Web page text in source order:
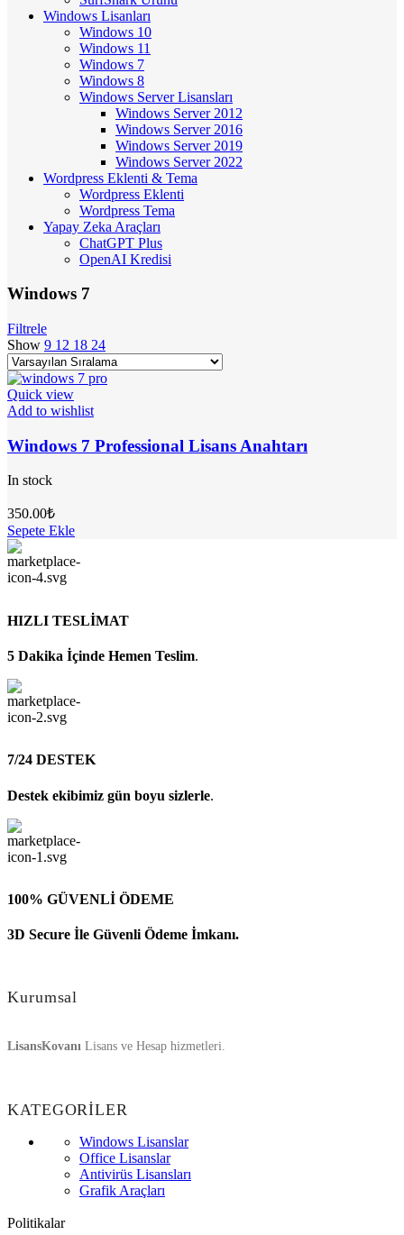
Windows Lisanları
Windows 10
Windows 11
Windows 7
Windows 8
Windows Server Lisansları
Windows Server 2012
Windows Server 2016
Windows Server 2019
Windows Server 2022
Wordpress Eklenti & Tema
Wordpress Eklenti
Wordpress Tema
Yapay Zeka Araçları
ChatGPT Plus
OpenAI Kredisi
Windows 7
Filtrele
Show 9 12 18 24
Quick view
Add to wishlist
Windows 7 Professional Lisans Anahtarı
In stock
350.00₺
Sepete Ekle
HIZLI TESLİMAT
5 Dakika İçinde Hemen Teslim.
7/24 DESTEK
Destek ekibimiz gün boyu sizlerle.
100% GÜVENLİ ÖDEME
3D Secure İle Güvenli Ödeme İmkanı.
Kurumsal
LisansKovanı Lisans ve Hesap hizmetleri.
KATEGORİLER
Windows Lisanslar
Office Lisanslar
Antivirüs Lisansları
Grafik Araçları
Politikalar